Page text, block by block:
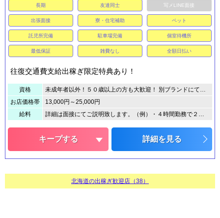
長期 友達同士 写メLINE面接
出張面接 寮・住宅補助 ペット
託児所完備 駐車場完備 個室待機所
最低保証 雑費なし 全額日払い
往復交通費支給出稼ぎ限定特典あり！
資格
お店価格帯
13,000円～25,000円
給料
キープする 詳細を見る
北海道の出稼ぎ歓迎店（38）